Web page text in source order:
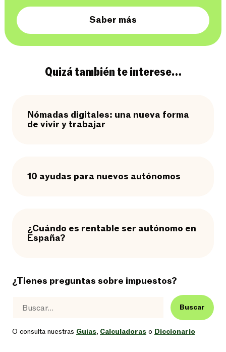
Saber más
Quizá también te interese…
Nómadas digitales: una nueva forma
de vivir y trabajar
10 ayudas para nuevos autónomos
¿Cuándo es rentable ser autónomo en
España?
¿Tienes preguntas sobre impuestos?
Buscar
O consulta nuestras Guías, Calculadoras o Diccionario